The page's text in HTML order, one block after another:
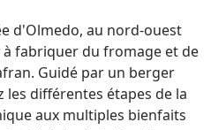
d'Olmedo, au nord-ouest
à fabriquer du fromage et de
Guidé par un berger
les différentes étapes de la
aux multiples bienfaits